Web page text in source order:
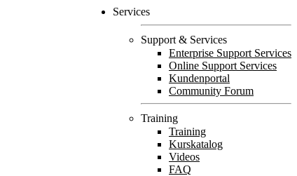
Services
Support & Services
Enterprise Support Services
Online Support Services
Kundenportal
Community Forum
Training
Training
Kurskatalog
Videos
FAQ